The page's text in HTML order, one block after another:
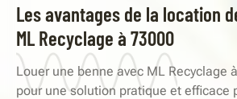
Les avantages de la location
ML Recyclage à 73000
Louer une benne avec ML Recyclage
pour une solution pratique et efficace